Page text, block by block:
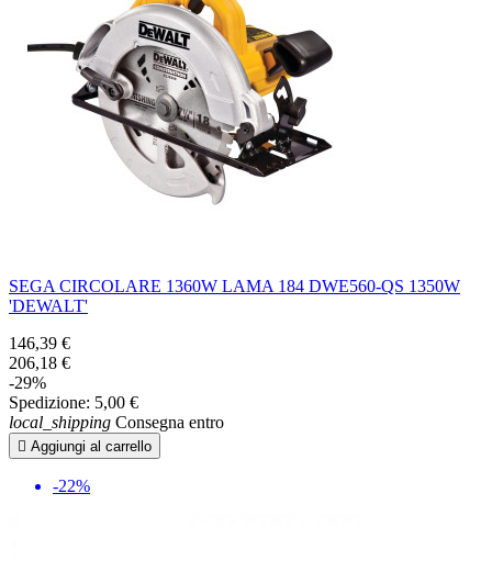
SEGA CIRCOLARE 1360W LAMA 184 DWE560-QS 1350W
'DEWALT'
146,39 €
206,18 €
-29%
Spedizione: 5,00 €
local_shipping Consegna entro
 Aggiungi al carrello
-22%